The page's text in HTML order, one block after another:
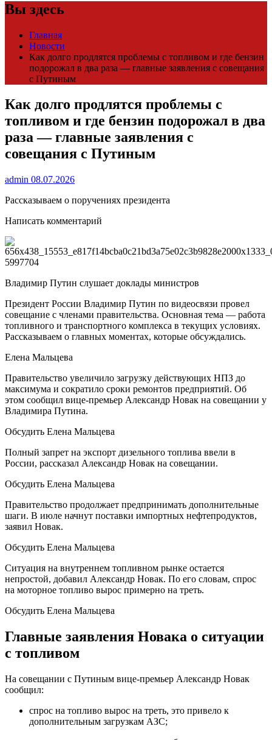
Вы здесь
Главная
Новости
Как долго продлятся проблемы с топливом и где бензин
подорожал в два раза — главные заявления с совещания
с Путиным
Как долго продлятся проблемы с
топливом и где бензин подорожал в два
раза — главные заявления с
совещания с Путиным
admin 08.07.2026
Рассказываем о поручениях президента
Написать комментарий
Владимир Путин слушает доклады министров
Президент России Владимир Путин по видеосвязи провел
совещание с членами правительства. Основная тема — работа
топливного и транспортного комплекса в текущих условиях.
Рассказываем о главных моментах, которые обсуждались.
Елена Мальцева
Правительство увеличило загрузку действующих НПЗ до
максимума и сократило сроки ремонтов предприятий. Об
этом сообщил вице-премьер Александр Новак на совещании у
Владимира Путина.
Обсудить Елена Мальцева
Полный запрет на экспорт дизельного топлива ввели в
России, рассказал Александр Новак на совещании.
Обсудить Елена Мальцева
Правительство продолжает предпринимать дополнительные
шаги. В июле начнут поставки импортных нефтепродуктов,
заявил Новак.
Обсудить Елена Мальцева
Ситуация на внутреннем топливном рынке остается
непростой, добавил Александр Новак. По его словам, спрос
на моторное топливо вырос примерно на треть.
Обсудить Елена Мальцева
Главные заявления Новака о ситуации
с топливом
На совещании с Путиным вице-премьер Александр Новак
сообщил:
спрос на топливо вырос на треть, это привело к
дополнительным загрузкам АЗС;